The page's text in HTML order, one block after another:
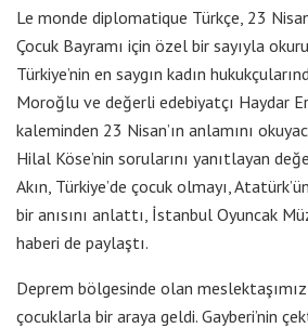
Le monde diplomatique Türkçe, 23
Çocuk Bayramı için özel bir sayıyla
Türkiye’nin en saygın kadın
Moroğlu ve değerli edebiyatçı Haydar
kaleminden 23 Nisan’ın anlamını
Hilal Köse’nin sorularını yanıtlayan
Akın, Türkiye’de çocuk olmayı,
bir anısını anlattı, İstanbul Oyuncak
haberi de paylaştı.
Deprem bölgesinde olan meslektaşımız
çocuklarla bir araya geldi. Gayberi’nin